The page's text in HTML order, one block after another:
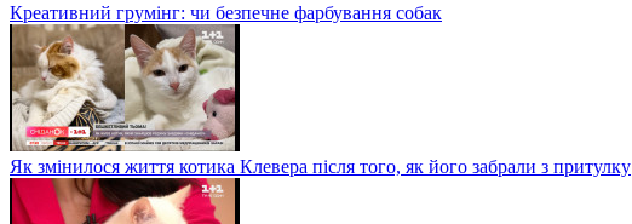
Креативний грумінг: чи безпечне фарбування собак
Як змінилося життя котика Клевера після того, як його забрали з притулку